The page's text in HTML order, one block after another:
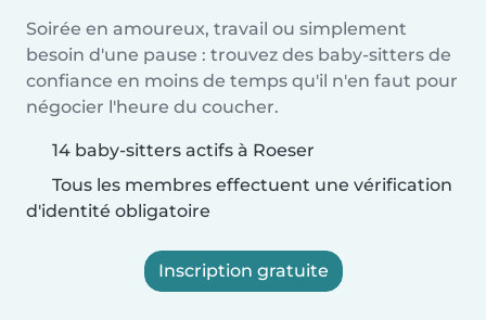
Soirée en amoureux, travail ou simplement
besoin d'une pause : trouvez des baby-sitters de
confiance en moins de temps qu'il n'en faut pour
négocier l'heure du coucher.
14 baby-sitters actifs à Roeser
Tous les membres effectuent une vérification
d'identité obligatoire
Inscription gratuite